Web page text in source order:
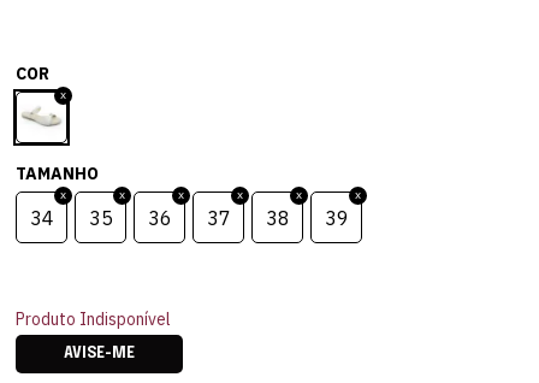
COR
TAMANHO
34 35 36 37 38 39
Produto Indisponível
AVISE-ME